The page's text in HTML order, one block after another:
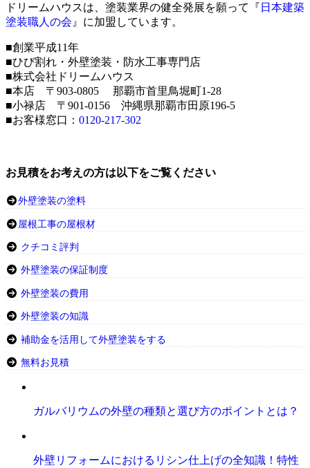
ドリームハウスは、塗装業界の健全発展を願って『 日本建築
塗装職人の会 』に加盟しています。
■創業平成11年
■ひび割れ・外壁塗装・防水工事専門店
■株式会社ドリームハウス
■本店 〒903-0805 那覇市首里鳥堀町1-28
■小禄店 〒901-0156 沖縄県那覇市田原196-5
■お客様窓口： 0120-217-302
お見積をお考えの方は以下をご覧ください
外壁塗装の塗料
屋根工事の屋根材
クチコミ評判
外壁塗装の保証制度
外壁塗装の費用
外壁塗装の知識
補助金を活用して外壁塗装をする
無料お見積
ガルバリウムの外壁の種類と選び方のポイントとは？
外壁リフォームにおけるリシン仕上げの全知識！特性